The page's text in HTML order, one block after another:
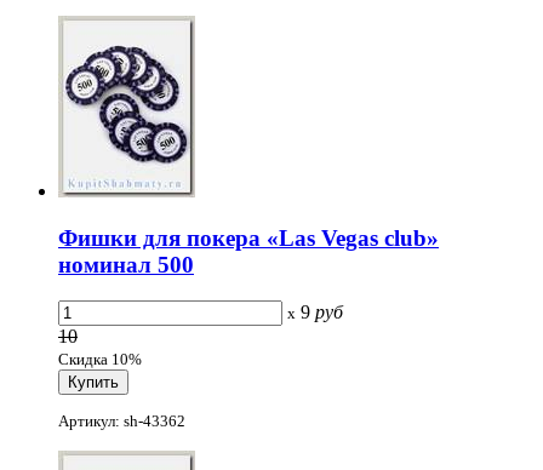
Фишки для покера «Las Vegas club»
номинал 500
x 9 руб
10
Скидка 10%
Артикул: sh-43362